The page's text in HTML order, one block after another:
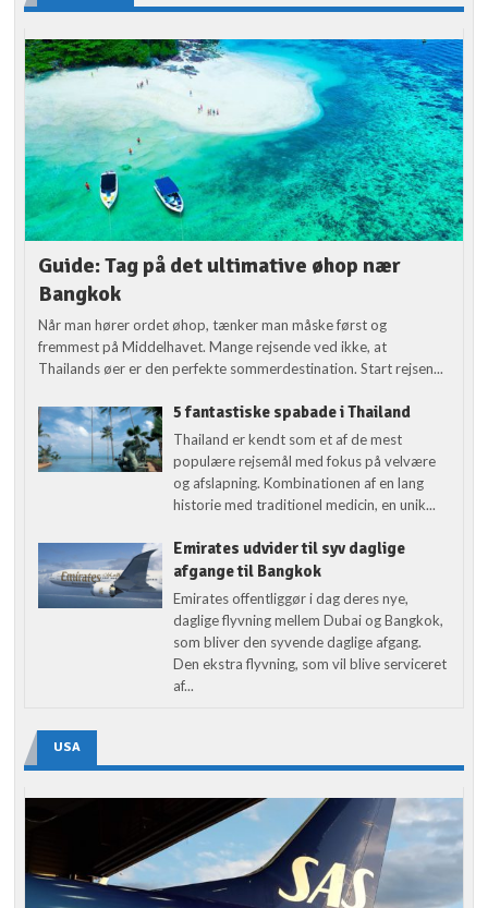
Guide: Tag på det ultimative øhop nær
Bangkok
Når man hører ordet øhop, tænker man måske først og
fremmest på Middelhavet. Mange rejsende ved ikke, at
Thailands øer er den perfekte sommerdestination. Start rejsen...
5 fantastiske spabade i Thailand
Thailand er kendt som et af de mest
populære rejsemål med fokus på velvære
og afslapning. Kombinationen af en lang
historie med traditionel medicin, en unik...
Emirates udvider til syv daglige
afgange til Bangkok
Emirates offentliggør i dag deres nye,
daglige flyvning mellem Dubai og Bangkok,
som bliver den syvende daglige afgang.
Den ekstra flyvning, som vil blive serviceret
af...
USA